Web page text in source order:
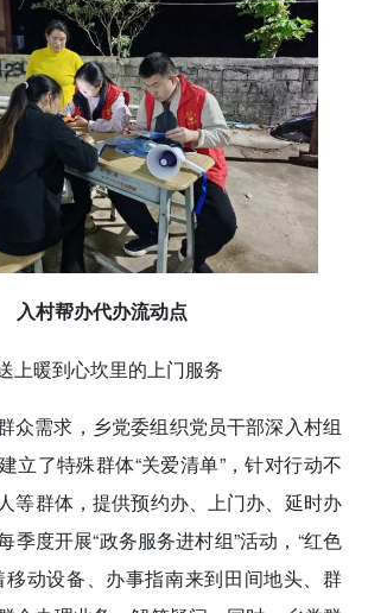
入村帮办代办流动点
上暖到心坎里的上门服务
众需求，乡党委组织党员干部深入村组
立了特殊群体“关爱清单”，针对行动不
等群体，提供预约办、上门办、延时办
季度开展“政务服务进村组”活动，“红色
移动设备、办事指南来到田间地头、群